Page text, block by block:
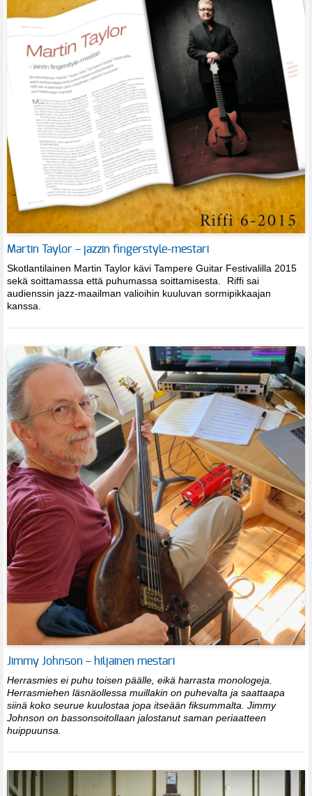
Martin Taylor – jazzin fingerstyle-mestari
Skotlantilainen Martin Taylor kävi Tampere Guitar Festivalilla 2015
sekä soittamassa että puhumassa soittamisesta. Riffi sai
audienssin jazz-maailman valioihin kuuluvan sormipikkaajan
kanssa.
Jimmy Johnson – hiljainen mestari
Herrasmies ei puhu toisen päälle, eikä harrasta monologeja.
Herrasmiehen läsnäollessa muillakin on puhevalta ja saattaapa
siinä koko seurue kuulostaa jopa itseään fiksummalta. Jimmy
Johnson on bassonsoitollaan jalostanut saman periaatteen
huippuunsa.